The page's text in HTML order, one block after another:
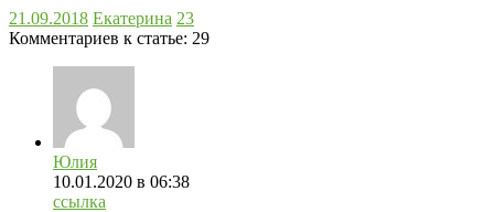
21.09.2018 Екатерина 23
Комментариев к статье: 29
Юлия
10.01.2020 в 06:38
ссылка